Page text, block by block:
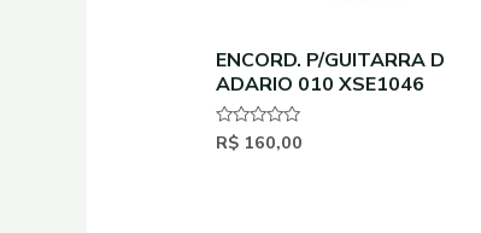
ENCORD. P/GUITARRA D
ADARIO 010 XSE1046
Avaliação
0
R$160,00